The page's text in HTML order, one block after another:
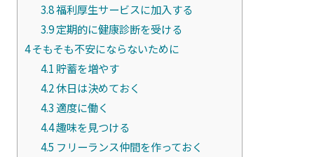
3.8福利厚生サービスに加入する
3.9定期的に健康診断を受ける
4そもそも不安にならないために
4.1 貯蓄を増やす
4.2休日は決めておく
4.3 適度に働く
4.4趣味を見つける
4.5 フリーランス仲間を作っておく